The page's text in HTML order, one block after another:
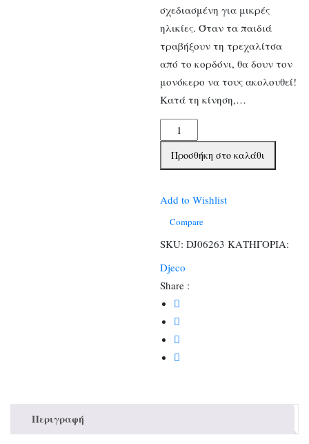
σχεδιασμένη για μικρές
ηλικίες. Όταν τα παιδιά
τραβήξουν τη τρεχαλίτσα
από το κορδόνι, θα δουν τον
μονόκερο να τους ακολουθεί!
Κατά τη κίνηση,…
Djeco
Ξύλινη
τρεχαλίτσα
Προσθήκη στο καλάθι
Add to Wishlist
Compare
SKU: DJ06263 ΚΑΤΗΓΟΡΙΑ:
Djeco
Share :
Περιγραφή